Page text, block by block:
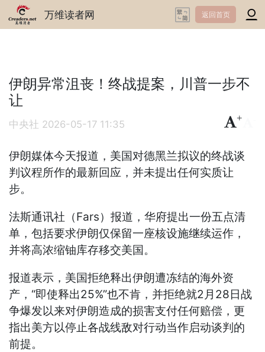
万维读者网 返回首页
伊朗异常沮丧！终战提案，川普一步不
让
中央社 2026-05-17 11:35
+
伊朗媒体今天报道，美国对德黑兰拟议的终战谈
判议程所作的最新回应，并未提出任何实质让
步。
法斯通讯社（Fars）报道，华府提出一份五点清
单，包括要求伊朗仅保留一座核设施继续运作，
并将高浓缩铀库存移交美国。
报道表示，美国拒绝释出伊朗遭冻结的海外资
产，“即使释出25%”也不肯，并拒绝就2月28日战
争爆发以来对伊朗造成的损害支付任何赔偿，更
指出美方以停止各战线敌对行动当作启动谈判的
前提。